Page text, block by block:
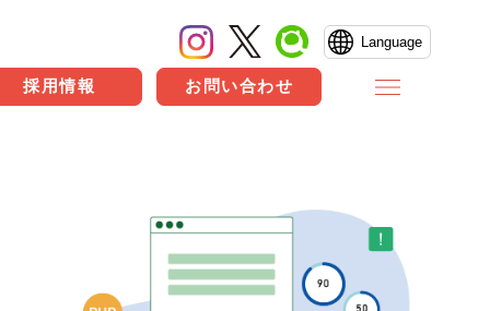
Language
採用情報 お問い合わせ